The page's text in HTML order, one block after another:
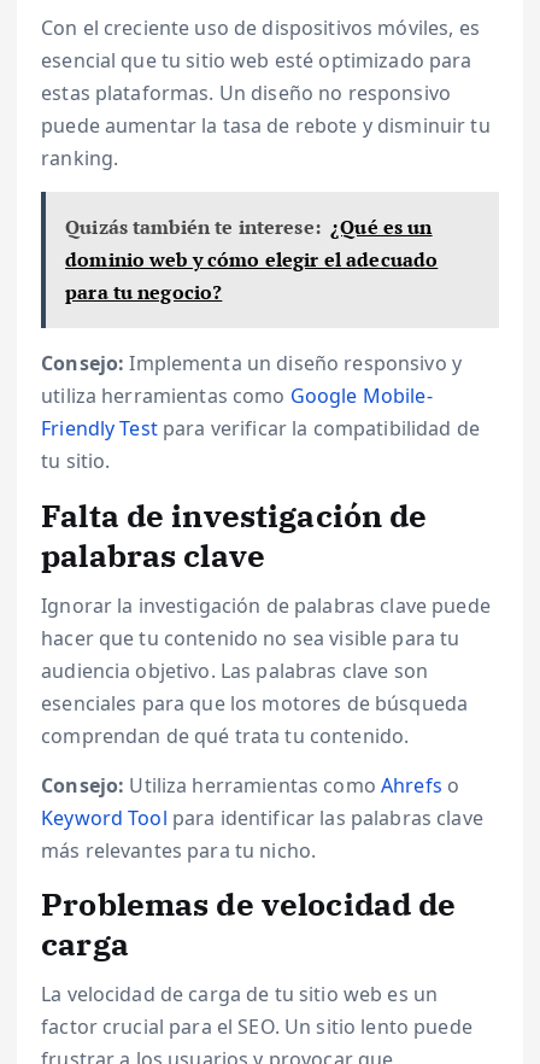
Con el creciente uso de dispositivos móviles, es
esencial que tu sitio web esté optimizado para
estas plataformas. Un diseño no responsivo
puede aumentar la tasa de rebote y disminuir tu
ranking.
Quizás también te interese: ¿Qué es un
dominio web y cómo elegir el adecuado
para tu negocio?
Consejo: Implementa un diseño responsivo y
utiliza herramientas como Google Mobile-
Friendly Testpara verificar la compatibilidad de
tu sitio.
Falta de investigación de
palabras clave
Ignorar la investigación de palabras clave puede
hacer que tu contenido no sea visible para tu
audiencia objetivo. Las palabras clave son
esenciales para que los motores de búsqueda
comprendan de qué trata tu contenido.
Consejo: Utiliza herramientas comoAhrefs o
Keyword Tool para identificar las palabras clave
más relevantes para tu nicho.
Problemas de velocidad de
carga
La velocidad de carga de tu sitio web es un
factor crucial para el SEO. Un sitio lento puede